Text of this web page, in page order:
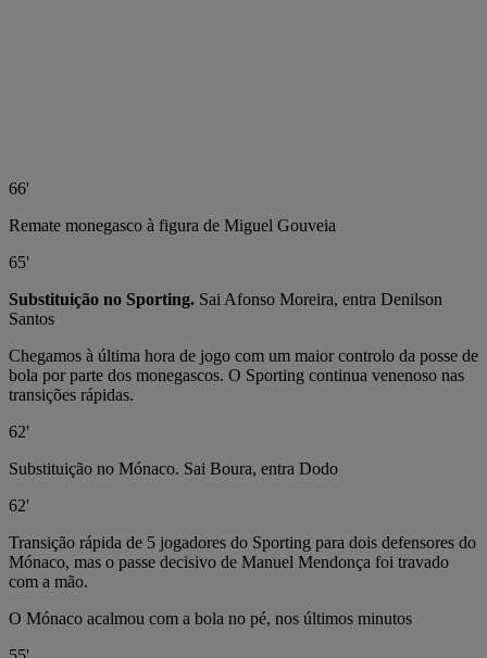
66'
Remate monegasco à figura de Miguel Gouveia
65'
Substituição no Sporting. Sai Afonso Moreira, entra Denilson
Santos
Chegamos à última hora de jogo com um maior controlo da posse de
bola por parte dos monegascos. O Sporting continua venenoso nas
transições rápidas.
62'
Substituição no Mónaco. Sai Boura, entra Dodo
62'
Transição rápida de 5 jogadores do Sporting para dois defensores do
Mónaco, mas o passe decisivo de Manuel Mendonça foi travado
com a mão.
O Mónaco acalmou com a bola no pé, nos últimos minutos